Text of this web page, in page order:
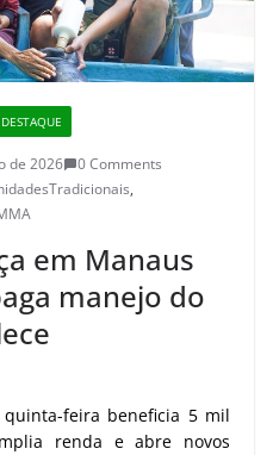
DESTAQUE
de 2026
0 Comments
,
em Manaus
manejo do
feira beneficia 5 mil
renda e abre novos